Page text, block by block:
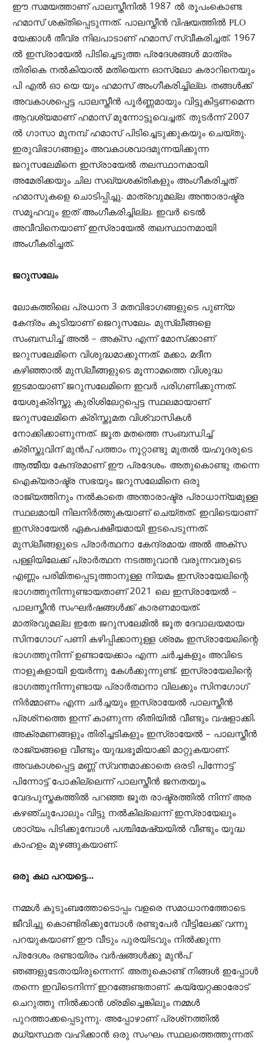
ഈ സമയത്താണ് പാലസ്തീനില്‍ 1987 ല്‍ രൂപംകൊണ്ട
ഹമാസ് ശക്തിപ്പെടുന്നത്. പാലസ്തീന്‍ വിഷയത്തില്‍ PLO
യേക്കാള്‍ തീവ്ര നിലപാടാണ് ഹമാസ് സ്വീകരിച്ചത്. 1967
ല്‍ ഇസ്രായേല്‍ പിടിച്ചെടുത്ത പ്രദേശങ്ങള്‍ മാത്രം
തിരികെ നല്‍കിയാല്‍ മതിയെന്ന ഓസ്ലോ കരാറിനെയും
പി എല്‍ ഓ യെ യും ഹമാസ് അംഗീകരിച്ചില്ല. തങ്ങള്‍ക്ക്
അവകാശപ്പെട്ട പാലസ്തീന്‍ പൂര്‍ണ്ണമായും വിട്ടുകിട്ടണമെന്ന
ആവശ്യമാണ് ഹമാസ് മുന്നോട്ടുവെച്ചത്. തുടര്‍ന്ന് 2007
ല്‍ ഗാസാ മുനമ്പ് ഹമാസ് പിടിച്ചെടുക്കുകയും ചെയ്തു.
ഇരുവിഭാഗങ്ങളും അവകാശവാദമുന്നയിക്കുന്ന
ജറുസലേമിനെ ഇസ്രായേല്‍ തലസ്ഥാനമായി
അമേരിക്കയും ചില സഖ്യശക്തികളും അംഗീകരിച്ചത്
ഹമാസുകളെ ചൊടിപ്പിച്ചു. മാത്രവുമല്ല അന്താരാഷ്ട്ര
സമൂഹവും ഇത് അംഗീകരിച്ചില്ല. ഇവര്‍ ടെല്‍
അവീവിനെയാണ് ഇസ്രായേല്‍ തലസ്ഥാനമായി
അംഗീകരിച്ചത്.
ജറുസലേം
ലോകത്തിലെ പ്രധാന 3 മതവിഭാഗങ്ങളുടെ പുണ്യ
കേന്ദ്രം കൂടിയാണ് ജെറുസലേം. മുസ്ലീങ്ങളെ
സംബന്ധിച്ച് അല്‍ – അക്‌സ എന്ന് മോസ്‌ക്കാണ്
ജറുസലേമിനെ വിശുദ്ധമാക്കുന്നത്. മക്കാ, മദീന
കഴിഞ്ഞാല്‍ മുസ്ലീങ്ങളുടെ മൂന്നാമത്തെ വിശുദ്ധ
ഇടമായാണ് ജറുസലേമിനെ ഇവര്‍ പരിഗണിക്കുന്നത്.
യേശുക്രിസ്തു കുരിശിലേറ്റപ്പെട്ട സ്ഥലമായാണ്
ജറുസലേമിനെ ക്രിസ്തുമത വിശ്വാസികള്‍
നോക്കിക്കാണുന്നത്. ജൂത മതത്തെ സംബന്ധിച്ച്
ക്രിസ്തുവിന് മുന്‍പ് പത്താം നൂറ്റാണ്ടു മുതല്‍ യഹൂദരുടെ
ആത്മീയ കേന്ദ്രമാണ് ഈ പ്രദേശം. അതുകൊണ്ടു തന്നെ
ഐക്യരാഷ്ട്ര സഭയും ജറുസലേമിനെ ഒരു
രാജ്യത്തിനും നല്‍കാതെ അന്താരാഷ്ട്ര പ്രാധാന്യമുള്ള
സ്ഥലമായി നിലനിര്‍ത്തുകയാണ് ചെയ്തത്. ഇവിടെയാണ്
ഇസ്രായേല്‍ ഏകപക്ഷീയമായി ഇടപെടുന്നത്.
മുസ്ലീങ്ങളുടെ പ്രാര്‍ത്ഥനാ കേന്ദ്രമായ അല്‍ അക്‌സ
പള്ളിയിലേക്ക് പ്രാര്‍ത്ഥന നടത്തുവാന്‍ വരുന്നവരുടെ
എണ്ണം പരിമിതപ്പെടുത്താനുള്ള നിയമം ഇസ്രായേലിന്റെ
ഭാഗത്തുനിന്നുണ്ടായതാണ് 2021 ലെ ഇസ്രായേല്‍ –
പാലസ്തീന്‍ സംഘര്‍ഷങ്ങള്‍ക്ക് കാരണമായത്.
മാത്രവുമല്ല ഇതേ ജറുസലേമില്‍ ജൂത ദേവാലയമായ
സിനഗോഗ് പണി കഴിപ്പിക്കാനുള്ള ശ്രമം ഇസ്രായേലിന്റെ
ഭാഗത്തുനിന്ന് ഉണ്ടായേക്കാം എന്ന ചര്‍ച്ചകളും അവിടെ
നാളുകളായി ഉയര്‍ന്നു കേള്‍ക്കുന്നുണ്ട്. ഇസ്രായേലിന്റെ
ഭാഗത്തുനിന്നുണ്ടായ പ്രാര്‍ത്ഥനാ വിലക്കും സിനഗോഗ്
നിര്‍മ്മാണം എന്ന ചര്‍ച്ചയും ഇസ്രായേല്‍ പാലസ്തീന്‍
പ്രശ്‌നത്തെ ഇന്ന് കാണുന്ന രീതിയില്‍ വീണ്ടും വഷളാക്കി.
അക്രമണങ്ങളും തിരിച്ചടികളും ഇസ്രായേല്‍ – പാലസ്തീന്‍
രാജ്യങ്ങളെ വീണ്ടും യുദ്ധഭൂമിയാക്കി മാറ്റുകയാണ്.
അവകാശപ്പെട്ട മണ്ണ് സ്വന്തമാക്കാതെ ഒരടി പിന്നോട്ട്
പിന്നോട്ട് പോകില്ലെന്ന് പാലസ്തീന്‍ ജനതയും,
വേദപുസ്തകത്തില്‍ പറഞ്ഞ ജൂത രാഷ്ട്രത്തില്‍ നിന്ന് അര
കഴഞ്ചുപോലും വിട്ടു നല്‍കില്ലെന്ന് ഇസ്രായേലും
ശാഠ്യം പിടിക്കുമ്പോള്‍ പശ്ചിമേഷ്യയില്‍ വീണ്ടും യുദ്ധ
കാഹളം മുഴങ്ങുകയാണ്.
ഒരു കഥ പറയട്ടെ…
നമ്മള്‍ കുടുംബത്തോടൊപ്പം വളരെ സമാധാനത്തോടെ
ജീവിച്ചു കൊണ്ടിരിക്കുമ്പോള്‍ രണ്ടുപേര്‍ വീട്ടിലേക്ക് വന്നു
പറയുകയാണ് ഈ വീടും പുരയിടവും നില്‍ക്കുന്ന
പ്രദേശം രണ്ടായിരം വര്‍ഷങ്ങള്‍ക്കു മുന്‍പ്
ഞങ്ങളുടേതായിരുന്നെന്ന്. അതുകൊണ്ട് നിങ്ങള്‍ ഇപ്പോള്‍
തന്നെ ഇവിടെനിന്ന് ഇറങ്ങേണ്ടതാണ്. കയ്യേറ്റക്കാരോട്
ചെറുത്തു നില്‍ക്കാന്‍ ശ്രമിച്ചെങ്കിലും നമ്മള്‍
പുറത്താക്കപ്പെടുന്നു. അപ്പോഴാണ് പ്രശ്‌നത്തില്‍
മധ്യസ്ഥത വഹിക്കാന്‍ ഒരു സംഘം സ്ഥലത്തെത്തുന്നത്.